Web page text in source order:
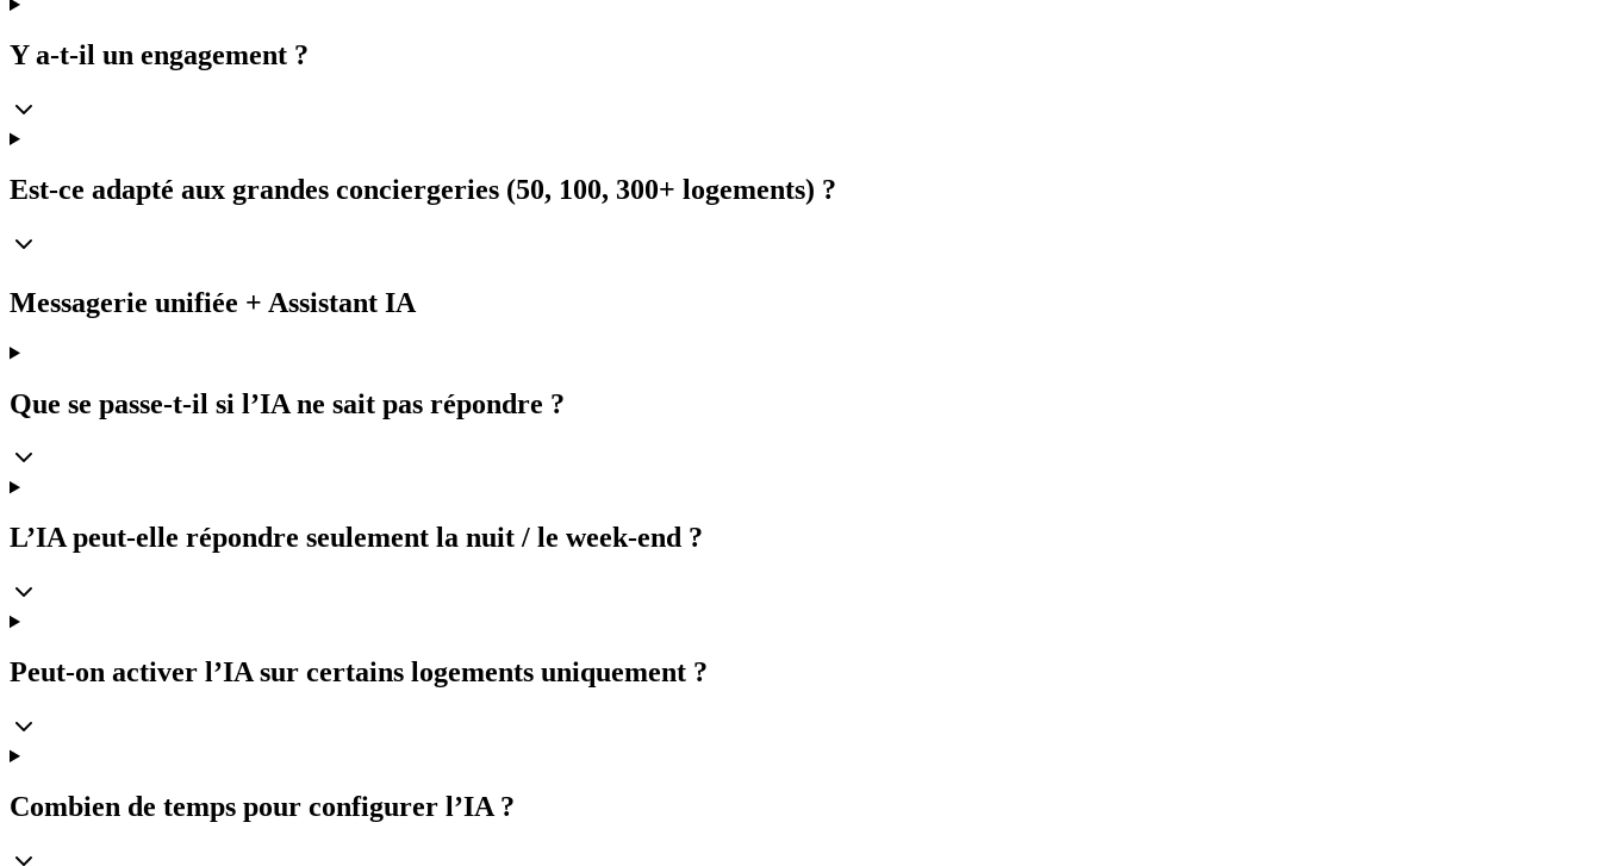
Y a-t-il un engagement ?
Est-ce adapté aux grandes conciergeries (50, 100, 300+ logements) ?
Messagerie unifiée + Assistant IA
Que se passe-t-il si l’IA ne sait pas répondre ?
L’IA peut-elle répondre seulement la nuit / le week-end ?
Peut-on activer l’IA sur certains logements uniquement ?
Combien de temps pour configurer l’IA ?